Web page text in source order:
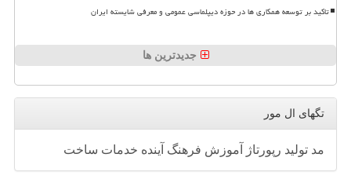
تاکید بر توسعه همکاری ها در حوزه دیپلماسی عمومی و معرفی شایسته ایران
جدیدترین ها
تگهای ال مور
مد تولید رپورتاژ آموزش فرهنگ آینده خدمات ساخت